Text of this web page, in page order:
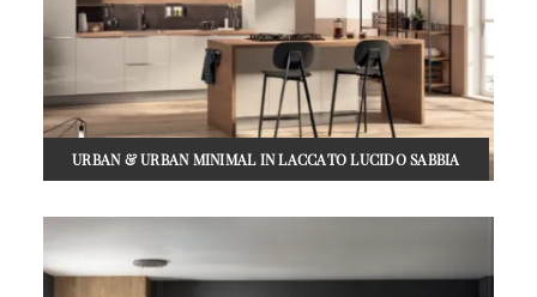
URBAN & URBAN MINIMAL IN LACCATO LUCIDO SABBIA